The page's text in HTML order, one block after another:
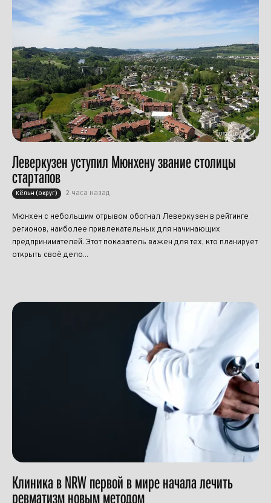
Леверкузен уступил Мюнхену звание столицы
стартапов
Кёльн (округ) 2 часа назад
Мюнхен с небольшим отрывом обогнал Леверкузен в рейтинге
регионов, наиболее привлекательных для начинающих
предпринимателей. Этот показатель важен для тех, кто планирует
открыть своё дело...
Клиника в NRW первой в мире начала лечить
ревматизм новым методом